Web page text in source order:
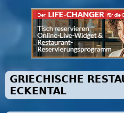
GRIECHISCHE
ECKENTAL